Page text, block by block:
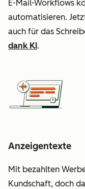
E-Mail-Workflows
automatisieren.
auch für das
dank KI.
Anzeigentexte
Mit bezahlten
Kundschaft, doch